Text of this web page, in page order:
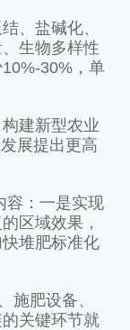
、盐碱化、
生物多样性
30%，单
建新型农业
展提出更高
：一是实现
区域效果，
堆肥标准化
肥设备、
关键环节就